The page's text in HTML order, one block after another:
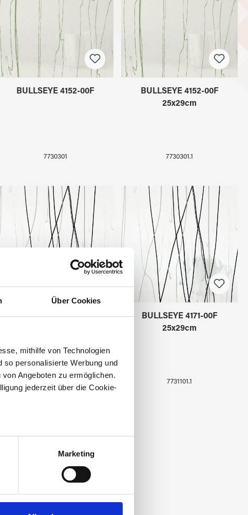
Über Cookies
mithilfe von Technologien
personalisierte Werbung und
Angeboten zu ermöglichen.
jederzeit über die Cookie-
sein können
Ihre Präferenzen imAbschnitt
Medien anbieten zu können
Marketing
BULLSEYE 4152-00F
7730301
BULLSEYE 4152-00F
25x29cm
7730301.1
BULLSEYE 4171-00F
BULLSEYE 4171-00F
25x29cm
7731101.1